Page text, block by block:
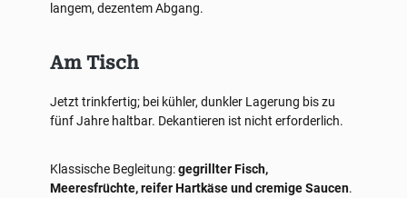
langem, dezentem Abgang.
Am Tisch
Jetzt trinkfertig; bei kühler, dunkler Lagerung bis zu
fünf Jahre haltbar. Dekantieren ist nicht erforderlich.
Klassische Begleitung:gegrillter Fisch,
Meeresfrüchte, reifer Hartkäse und cremige Saucen.